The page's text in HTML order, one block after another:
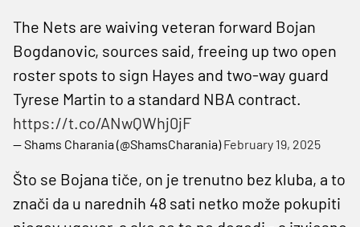
The Nets are waiving veteran forward Bojan
Bogdanovic, sources said, freeing up two open
roster spots to sign Hayes and two-way guard
Tyrese Martin to a standard NBA contract.
https://t.co/ANwQWhj0jF
— Shams Charania (@ShamsCharania)February 19, 2025
Što se Bojana tiče, on je trenutno bez kluba, a to
znači da u narednih 48 sati netko može pokupiti